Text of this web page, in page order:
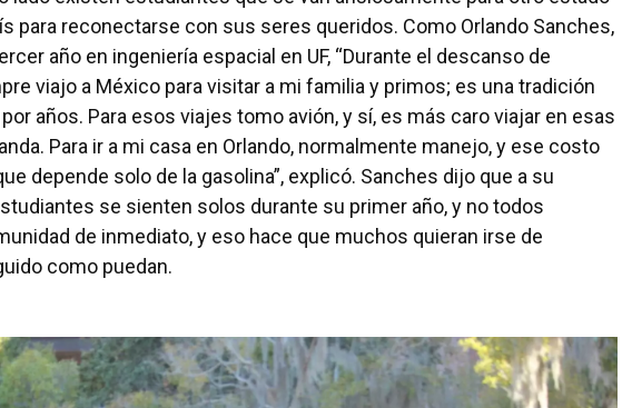
para reconectarse con sus seres queridos. Como Orlando Sanches,
año en ingeniería espacial en UF, “Durante el descanso de
viajo a México para visitar a mi familia y primos; es una tradición
años. Para esos viajes tomo avión, y sí, es más caro viajar en esas
Para ir a mi casa en Orlando, normalmente manejo, y ese costo
depende solo de la gasolina”, explicó. Sanches dijo que a su
se sienten solos durante su primer año, y no todos
de inmediato, y eso hace que muchos quieran irse de
como puedan.